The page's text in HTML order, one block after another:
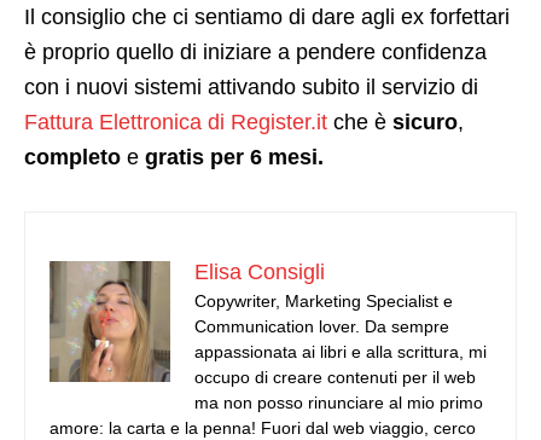
Il consiglio che ci sentiamo di dare agli ex forfettari
è proprio quello di iniziare a pendere confidenza
con i nuovi sistemi attivando subito il servizio di
Fattura Elettronica di Register.it che è sicuro,
completo e gratis per 6 mesi.
Elisa Consigli
Copywriter, Marketing Specialist e
Communication lover. Da sempre
appassionata ai libri e alla scrittura, mi
occupo di creare contenuti per il web
ma non posso rinunciare al mio primo
amore: la carta e la penna! Fuori dal web viaggio, cerco